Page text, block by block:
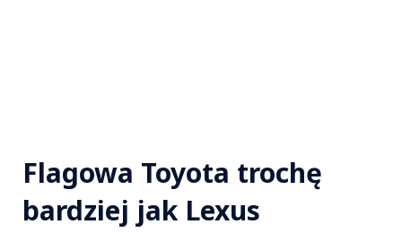
Flagowa Toyota trochę
bardziej jak Lexus